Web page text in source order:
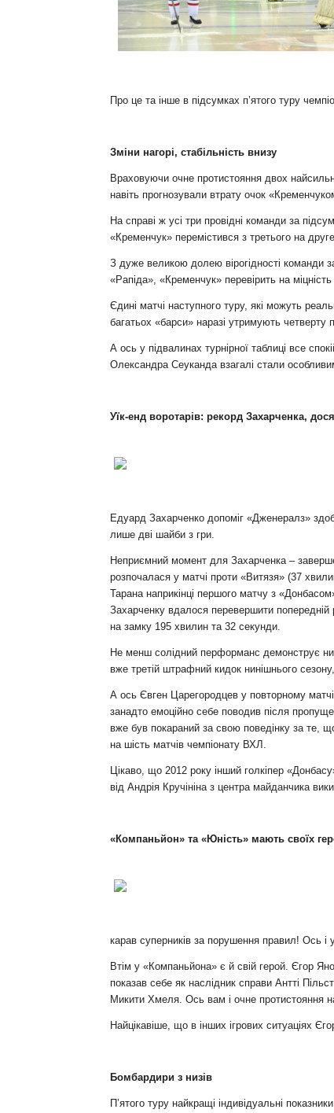
Про це та інше в підсумках п’ятого туру
Зміни нагорі, стабільність внизу
Враховуючи очне протистояння двох
навіть прогнозували втрату очок
На справі ж усі три провідні команди за
«Кременчук» перемістився з третього на
З дуже великою долею вірогідності команди
«Рапіда», «Кременчук» перевірить на
Єдині матчі наступного туру, які можуть
багатьох «барси» наразі утримують
А ось у підвалинах турнірної таблиці все
Олександра Сеуканда взагалі стали
Уїк-енд воротарів: рекорд Захарченка,
Едуард Захарченко допоміг «Дженералз»
лише дві шайби з гри.
Неприємний момент для Захарченка –
розпочалася у матчі проти «Витязя» (37
Тарана наприкінці першого матчу з
Захарченку вдалося перевершити попередній
на замку 195 хвилин та 32 секунди.
Не менш солідний перформанс демонструє
вже третій штрафний кидок нинішнього
А ось Євген Царегородцев у повторному
занадто емоційно себе поводив після
вже був покараний за свою поведінку за те,
на шість матчів чемпіонату ВХЛ.
Цікаво, що 2012 року інший голкіпер
від Андрія Кручініна з центра майданчика
«Компаньйон» та «Юність» мають своїх
карав суперників за порушення правил! Ось і
Втім у «Компаньйона» є й свій герой. Єгор
показав себе як наслідник справи Антті
Микити Хмеля. Ось вам і очне протистояння
Найцікавіше, що в інших ігрових ситуаціях
Бомбардири з низів
П’ятого туру найкращі індивідуальні